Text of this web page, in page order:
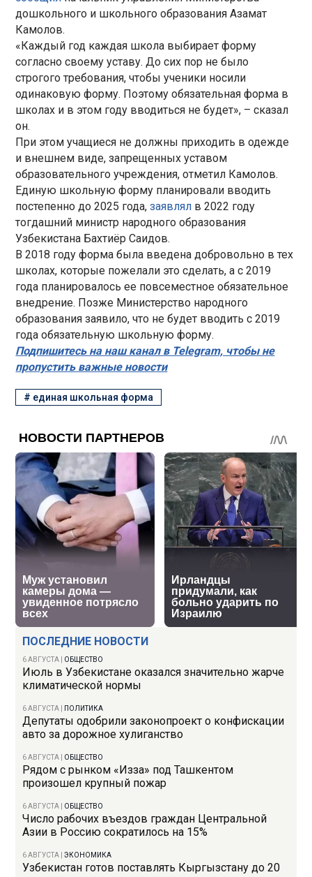
ПОСЛЕДНИЕ НОВОСТИ
6 АВГУСТА ОБЩЕСТВО
Июль в Узбекистане оказался значительно жарче
климатической нормы
6 АВГУСТА ПОЛИТИКА
Депутаты одобрили законопроект о конфискации
авто за дорожное хулиганство
6 АВГУСТА ОБЩЕСТВО
Рядом с рынком «Изза» под Ташкентом
произошел крупный пожар
6 АВГУСТА ОБЩЕСТВО
Число рабочих въездов граждан Центральной
Азии в Россию сократилось на 15%
6 АВГУСТА |ЭКОНОМИКА
Узбекистан готов поставлять Кыргызстану до 20
дошкольного и школьного образования Азамат
Камолов.
«Каждый год каждая школа выбирает форму
согласно своему уставу. До сих пор не было
строгого требования, чтобы ученики носили
одинаковую форму. Поэтому обязательная форма в
школах и в этом году вводиться не будет», – сказал
он.
При этом учащиеся не должны приходить в одежде
и внешнем виде, запрещенных уставом
образовательного учреждения, отметил Камолов.
Единую школьную форму планировали вводить
постепенно до 2025 года,заявлял в 2022 году
тогдашний министр народного образования
Узбекистана Бахтиёр Саидов.
В 2018 году форма была введена добровольно в тех
школах, которые пожелали это сделать, а с 2019
года планировалось ее повсеместное обязательное
внедрение. Позже Министерство народного
образования заявило, что не будет вводить с 2019
года обязательную школьную форму.
Подпишитесь на наш канал в Telegram, чтобы не
пропустить важные новости
# единая школьная форма